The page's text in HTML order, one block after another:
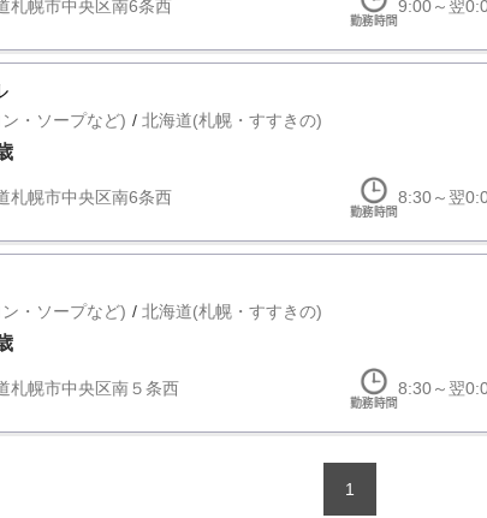
札幌市中央区南6条西 9:00～翌
・ソープなど) 北海道(札幌・すすきの)
札幌市中央区南6条西 8:30～翌
・ソープなど) 北海道(札幌・すすきの)
札幌市中央区南５条西 8:30～翌
1